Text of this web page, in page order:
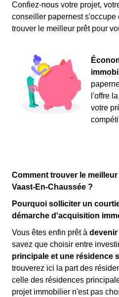
Confiez-nous votre projet,
conseiller papernest s'occupe
trouver le meilleur prêt pour
l'offre
votre
Comment trouver le
Vaast-En-Chaussée ?
Pourquoi solliciter un
démarche d'acquisition
Vous êtes enfin prêt à
savez que choisir entre
principale et une résidence
trouverez ici la part des
celle des résidences
projet immobilier n'est pas